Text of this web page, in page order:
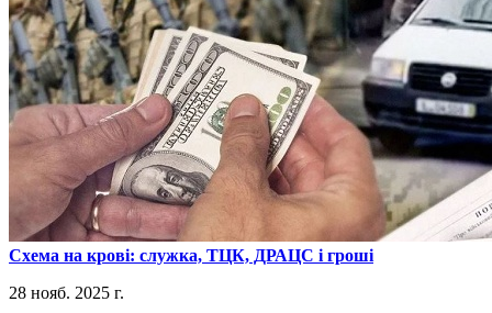
​Схема на крові: служка, ТЦК, ДРАЦС і гроші
28 нояб. 2025 г.